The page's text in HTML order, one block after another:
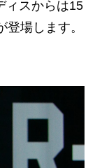
ィスからは15
場します。